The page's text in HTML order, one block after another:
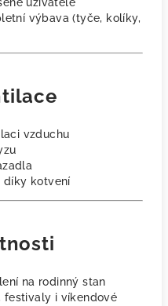
výbava (tyče, kolíky,
vzduchu
díky kotvení
na rodinný stan
festivaly i víkendové